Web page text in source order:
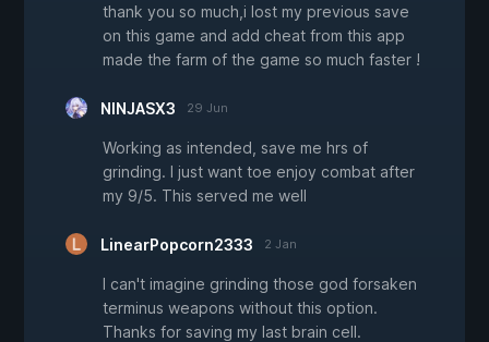
thank you so much,i lost my previous save
on this game and add cheat from this app
made the farm of the game so much faster !
NINJASX3 29 Jun
Working as intended, save me hrs of
grinding. I just want toe enjoy combat after
my 9/5. This served me well
LinearPopcorn2333 2 Jan
I can't imagine grinding those god forsaken
terminus weapons without this option.
Thanks for saving my last brain cell.